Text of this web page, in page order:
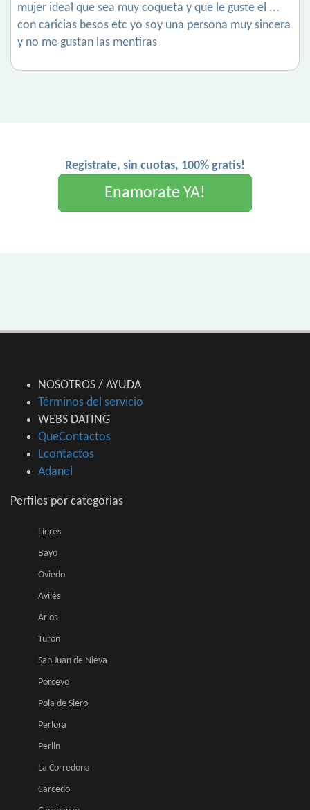
mujer ideal que sea muy coqueta y que le guste el ...
con caricias besos etc yo soy una persona muy sincera
y no me gustan las mentiras
Registrate, sin cuotas, 100% gratis!
Enamorate YA!
NOSOTROS / AYUDA
Términos del servicio
WEBS DATING
QueContactos
Lcontactos
Adanel
Perfiles por categorias
Lieres
Bayo
Oviedo
Avilés
Arlos
Turon
San Juan de Nieva
Porceyo
Pola de Siero
Perlora
Perlin
La Corredona
Carcedo